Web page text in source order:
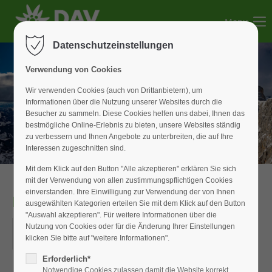
Der Eintrag "offcanvas-col2" existiert leider nicht.
Der Eintrag "offcanvas-col3" existiert leider nicht.
Der Eintrag "offcanvas-col4" existiert leider nicht.
Menu
Hendrik Raabe
10.07.2025
ORT: ORT
Datenschutzeinstellungen
Verwendung von Cookies
Wir verwenden Cookies (auch von Drittanbietern), um
Informationen über die Nutzung unserer Websites durch die
Besucher zu sammeln. Diese Cookies helfen uns dabei, Ihnen das
bestmögliche Online-Erlebnis zu bieten, unsere Websites ständig
zu verbessern und Ihnen Angebote zu unterbreiten, die auf Ihre
Interessen zugeschnitten sind.
Mit dem Klick auf den Button "Alle akzeptieren" erklären Sie sich
mit der Verwendung von allen zustimmungspflichtigen Cookies
einverstanden. Ihre Einwilligung zur Verwendung der von Ihnen
ausgewählten Kategorien erteilen Sie mit dem Klick auf den Button
"Auswahl akzeptieren". Für weitere Informationen über die
Nutzung von Cookies oder für die Änderung Ihrer Einstellungen
klicken Sie bitte auf "weitere Informationen".
Erforderlich*
Notwendige Cookies zulassen damit die Website korrekt